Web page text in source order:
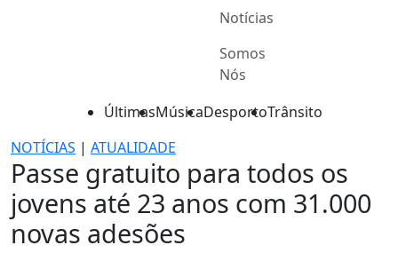
Notícias
Somos
Nós
ÚltimasMúsicaDesportoTrânsito
NOTÍCIAS | ATUALIDADE
Passe gratuito para todos os
jovens até 23 anos com 31.000
novas adesões